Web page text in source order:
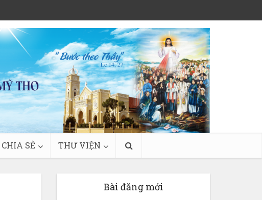
CHIA SẺ THƯ VIỆN
Bài đăng mới